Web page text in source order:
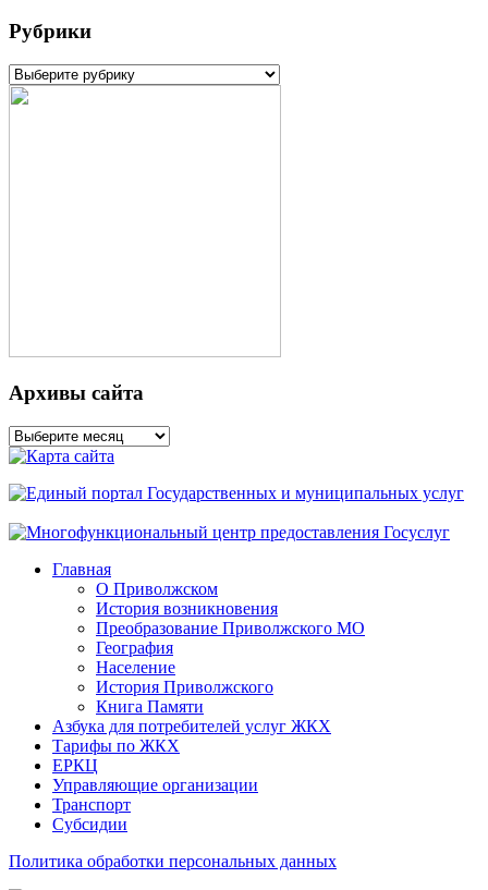
Рубрики
Рубрики
Архивы сайта
Архивы
сайта
Главная
О Приволжском
История возникновения
Преобразование Приволжского МО
География
Население
История Приволжского
Книга Памяти
Азбука для потребителей услуг ЖКХ
Тарифы по ЖКХ
ЕРКЦ
Управляющие организации
Транспорт
Субсидии
Политика обработки персональных данных